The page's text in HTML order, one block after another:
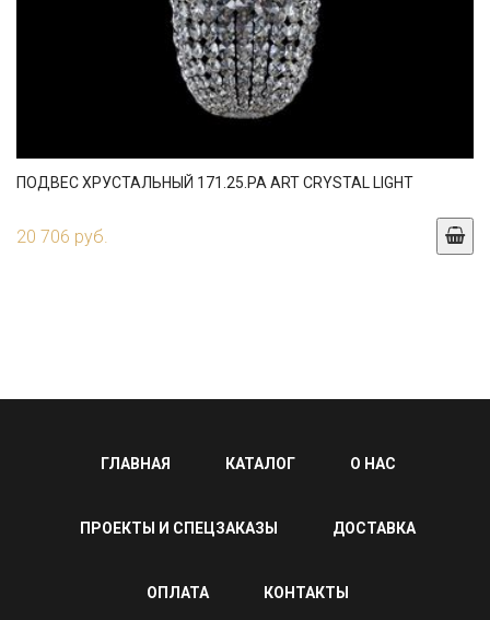
ПОДВЕС ХРУСТАЛЬНЫЙ 171.25.PA ART CRYSTAL LIGHT
20 706 руб.
ГЛАВНАЯ КАТАЛОГ О НАС
ПРОЕКТЫ И СПЕЦЗАКАЗЫ ДОСТАВКА
ОПЛАТА КОНТАКТЫ